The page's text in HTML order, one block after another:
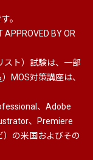
。
APPROVED BY OR
ト） 試験は、一部
）MOS対策講座は、
、Adobe
、Premiere
）の米国およびその